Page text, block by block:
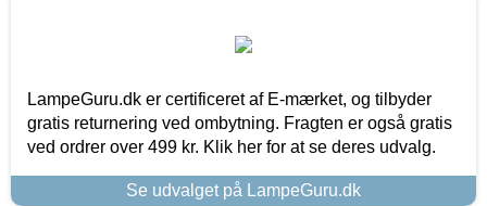
LampeGuru.dk er certificeret af E-mærket, og tilbyder
gratis returnering ved ombytning. Fragten er også gratis
ved ordrer over 499 kr. Klik her for at se deres udvalg.
Se udvalget på LampeGuru.dk